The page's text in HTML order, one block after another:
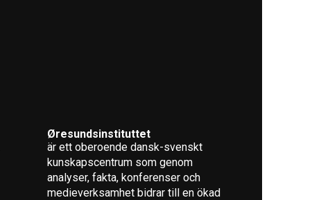
Øresundsinstituttet
är ett oberoende dansk-svenskt
kunskapscentrum som genom
analyser, fakta, konferenser och
medieverksamhet bidrar till en ökad